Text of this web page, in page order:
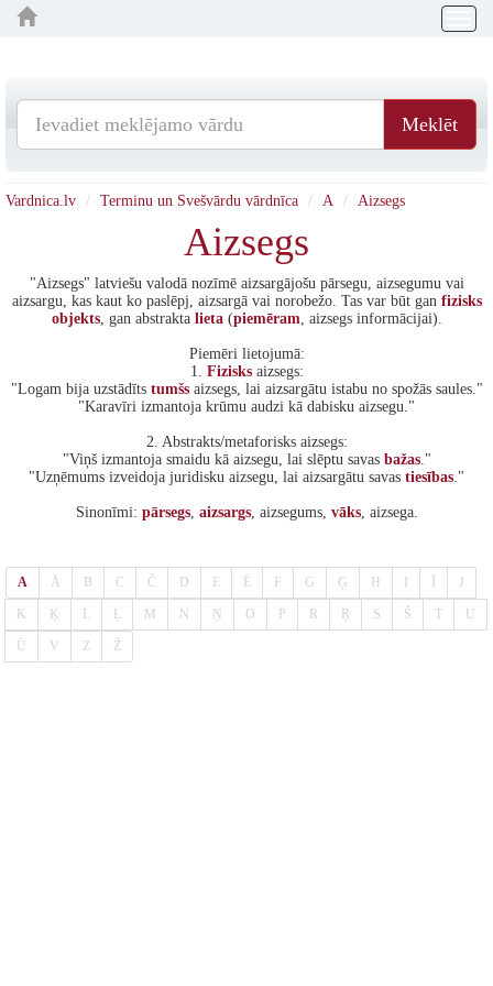
Meklēt
Vardnica.lv Terminu un Svešvārdu vārdnīca A Aizsegs
Aizsegs
"Aizsegs" latviešu valodā nozīmē aizsargājošu pārsegu, aizsegumu vai
aizsargu, kas kaut ko paslēpj, aizsargā vai norobežo. Tas var būt gan fizisks
objekts, gan abstrakta lieta(piemēram, aizsegs informācijai).
Piemēri lietojumā:
1. Fizisksaizsegs:
"Logam bija uzstādīts tumšsaizsegs, lai aizsargātu istabu no spožās saules."
"Karavīri izmantoja krūmu audzi kā dabisku aizsegu."
2. Abstrakts/metaforisks aizsegs:
"Viņš izmantoja smaidu kā aizsegu, lai slēptu savas bažas."
"Uzņēmums izveidoja juridisku aizsegu, lai aizsargātu savas tiesības."
Sinonīmi: pārsegs, aizsargs, aizsegums, vāks, aizsega.
A Ā B C Č D E Ē F G Ģ H J
K Ķ L Ļ M N Ņ O P R Ŗ S Š T U
Ū V Z Ž